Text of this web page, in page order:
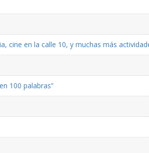
cine en la calle 10, y muchas más
100 palabras”